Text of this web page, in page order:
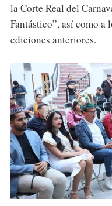
la Corte Real del
Fantástico”, así como a
ediciones anteriores.